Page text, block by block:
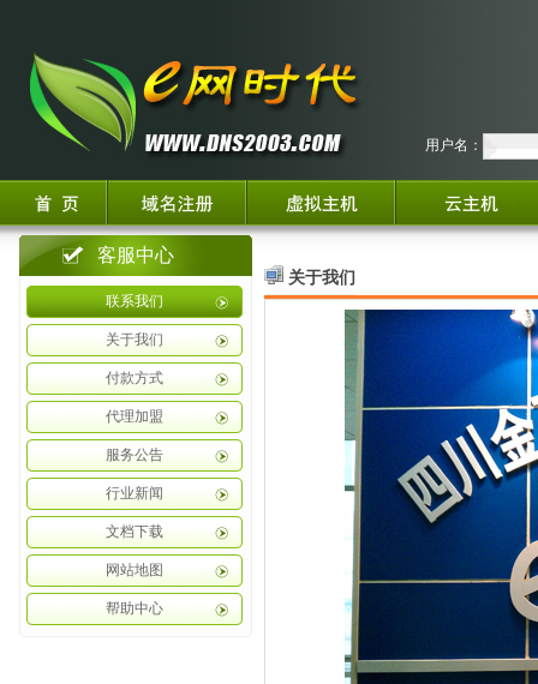
用户名：
客服中心
联系我们
关于我们
付款方式
代理加盟
服务公告
行业新闻
文档下载
网站地图
帮助中心
关于我们